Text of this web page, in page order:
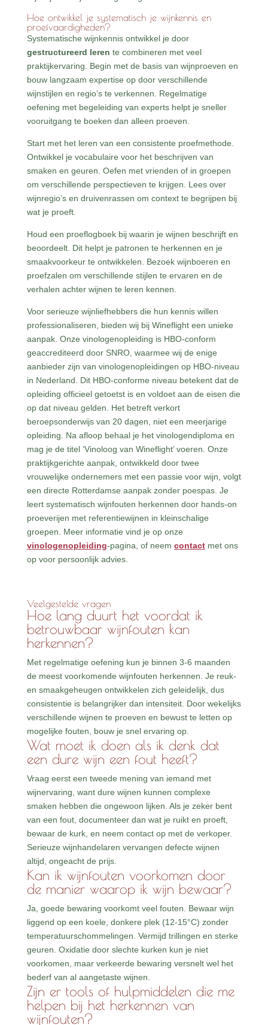
Hoe ontwikkel je systematisch je wijnkennis en
proefvaardigheden?
Systematische wijnkennis ontwikkel je door
gestructureerd leren te combineren met veel
praktijkervaring. Begin met de basis van wijnproeven en
bouw langzaam expertise op door verschillende
wijnstijlen en regio’s te verkennen. Regelmatige
oefening met begeleiding van experts helpt je sneller
vooruitgang te boeken dan alleen proeven.
Start met het leren van een consistente proefmethode.
Ontwikkel je vocabulaire voor het beschrijven van
smaken en geuren. Oefen met vrienden of in groepen
om verschillende perspectieven te krijgen. Lees over
wijnregio’s en druivenrassen om context te begrijpen bij
wat je proeft.
Houd een proeflogboek bij waarin je wijnen beschrijft en
beoordeelt. Dit helpt je patronen te herkennen en je
smaakvoorkeur te ontwikkelen. Bezoek wijnboeren en
proefzalen om verschillende stijlen te ervaren en de
verhalen achter wijnen te leren kennen.
Voor serieuze wijnliefhebbers die hun kennis willen
professionaliseren, bieden wij bij Wineflight een unieke
aanpak. Onze vinologenopleiding is HBO-conform
geaccrediteerd door SNRO, waarmee wij de enige
aanbieder zijn van vinologenopleidingen op HBO-niveau
in Nederland. Dit HBO-conforme niveau betekent dat de
opleiding officieel getoetst is en voldoet aan de eisen die
op dat niveau gelden. Het betreft verkort
beroepsonderwijs van 20 dagen, niet een meerjarige
opleiding. Na afloop behaal je het vinologendiploma en
mag je de titel ‘Vinoloog van Wineflight’ voeren. Onze
praktijkgerichte aanpak, ontwikkeld door twee
vrouwelijke ondernemers met een passie voor wijn, volgt
een directe Rotterdamse aanpak zonder poespas. Je
leert systematisch wijnfouten herkennen door hands-on
proeverijen met referentiewijnen in kleinschalige
groepen. Meer informatie vind je op onze
vinologenopleiding-pagina, of neem contactmet ons
op voor persoonlijk advies.
Veelgestelde vragen
Hoe lang duurt het voordat ik
betrouwbaar wijnfouten kan
herkennen?
Met regelmatige oefening kun je binnen 3-6 maanden
de meest voorkomende wijnfouten herkennen. Je reuk-
en smaakgeheugen ontwikkelen zich geleidelijk, dus
consistentie is belangrijker dan intensiteit. Door wekelijks
verschillende wijnen te proeven en bewust te letten op
mogelijke fouten, bouw je snel ervaring op.
Wat moet ik doen als ik denk dat
een dure wijn een fout heeft?
Vraag eerst een tweede mening van iemand met
wijnervaring, want dure wijnen kunnen complexe
smaken hebben die ongewoon lijken. Als je zeker bent
van een fout, documenteer dan wat je ruikt en proeft,
bewaar de kurk, en neem contact op met de verkoper.
Serieuze wijnhandelaren vervangen defecte wijnen
altijd, ongeacht de prijs.
Kan ik wijnfouten voorkomen door
de manier waarop ik wijn bewaar?
Ja, goede bewaring voorkomt veel fouten. Bewaar wijn
liggend op een koele, donkere plek (12-15°C) zonder
temperatuurschommelingen. Vermijd trillingen en sterke
geuren. Oxidatie door slechte kurken kun je niet
voorkomen, maar verkeerde bewaring versnelt wel het
bederf van al aangetaste wijnen.
Zijn er tools of hulpmiddelen die me
helpen bij het herkennen van
wijnfouten?